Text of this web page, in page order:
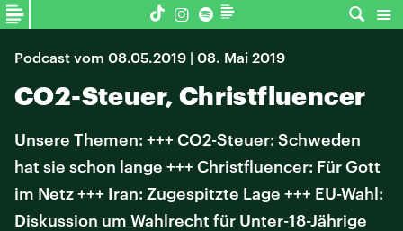
Podcast vom 08.05.2019 | 08. Mai 2019
CO2-Steuer, Christfluencer
Unsere Themen: +++ CO2-Steuer: Schweden
hat sie schon lange +++ Christfluencer: Für Gott
im Netz +++ Iran: Zugespitzte Lage +++ EU-Wahl:
Diskussion um Wahlrecht für Unter-18-Jährige